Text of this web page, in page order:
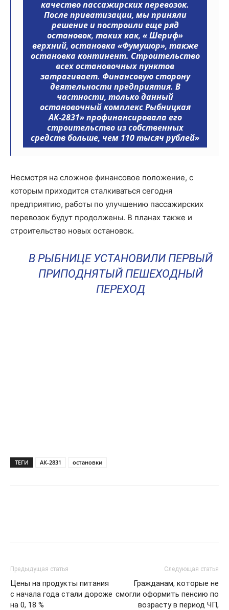
качество пассажирских перевозок.
После приватизации, мы приняли
решение и построили еще ряд
остановок, таких как, « Шериф»
верхний, остановка «Фумушор», также
остановка континент. Строительство
всех остановочных пунктов
затрагивает. Финансовую сторону
деятельности предприятия. В
частности, только данный
остановочный комплекс Рыбницкая
АК-2831» профинансировала его
строительство из собственных
средств больше, чем 110 тысяч рублей»
Несмотря на сложное финансовое положение, с
которым приходится сталкиваться сегодня
предприятию, работы по улучшению пассажирских
перевозок будут продолжены. В планах также и
строительство новых остановок.
В РЫБНИЦЕ УСТАНОВИЛИ ПЕРВЫЙ
ПРИПОДНЯТЫЙ ПЕШЕХОДНЫЙ
ПЕРЕХОД
ТЕГИ АК-2831 остановки
Предыдущая статья
Цены на продукты питания
с начала года стали дороже
на 0, 18 %
Следующая статья
Гражданам, которые не
смогли оформить пенсию по
возрасту в период ЧП,